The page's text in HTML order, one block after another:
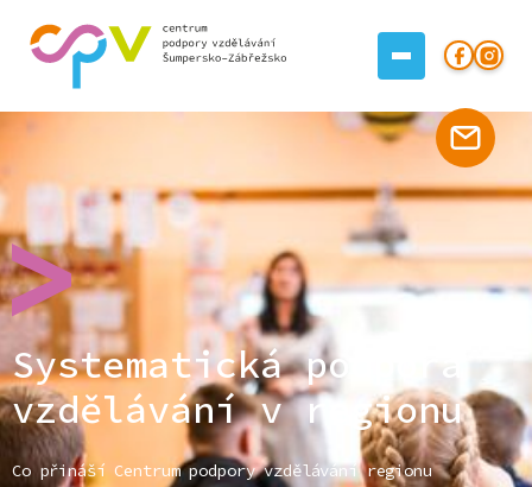
Systematická podpora
vzdělávání v regionu
Co přináší Centrum podpory vzdělávání regionu